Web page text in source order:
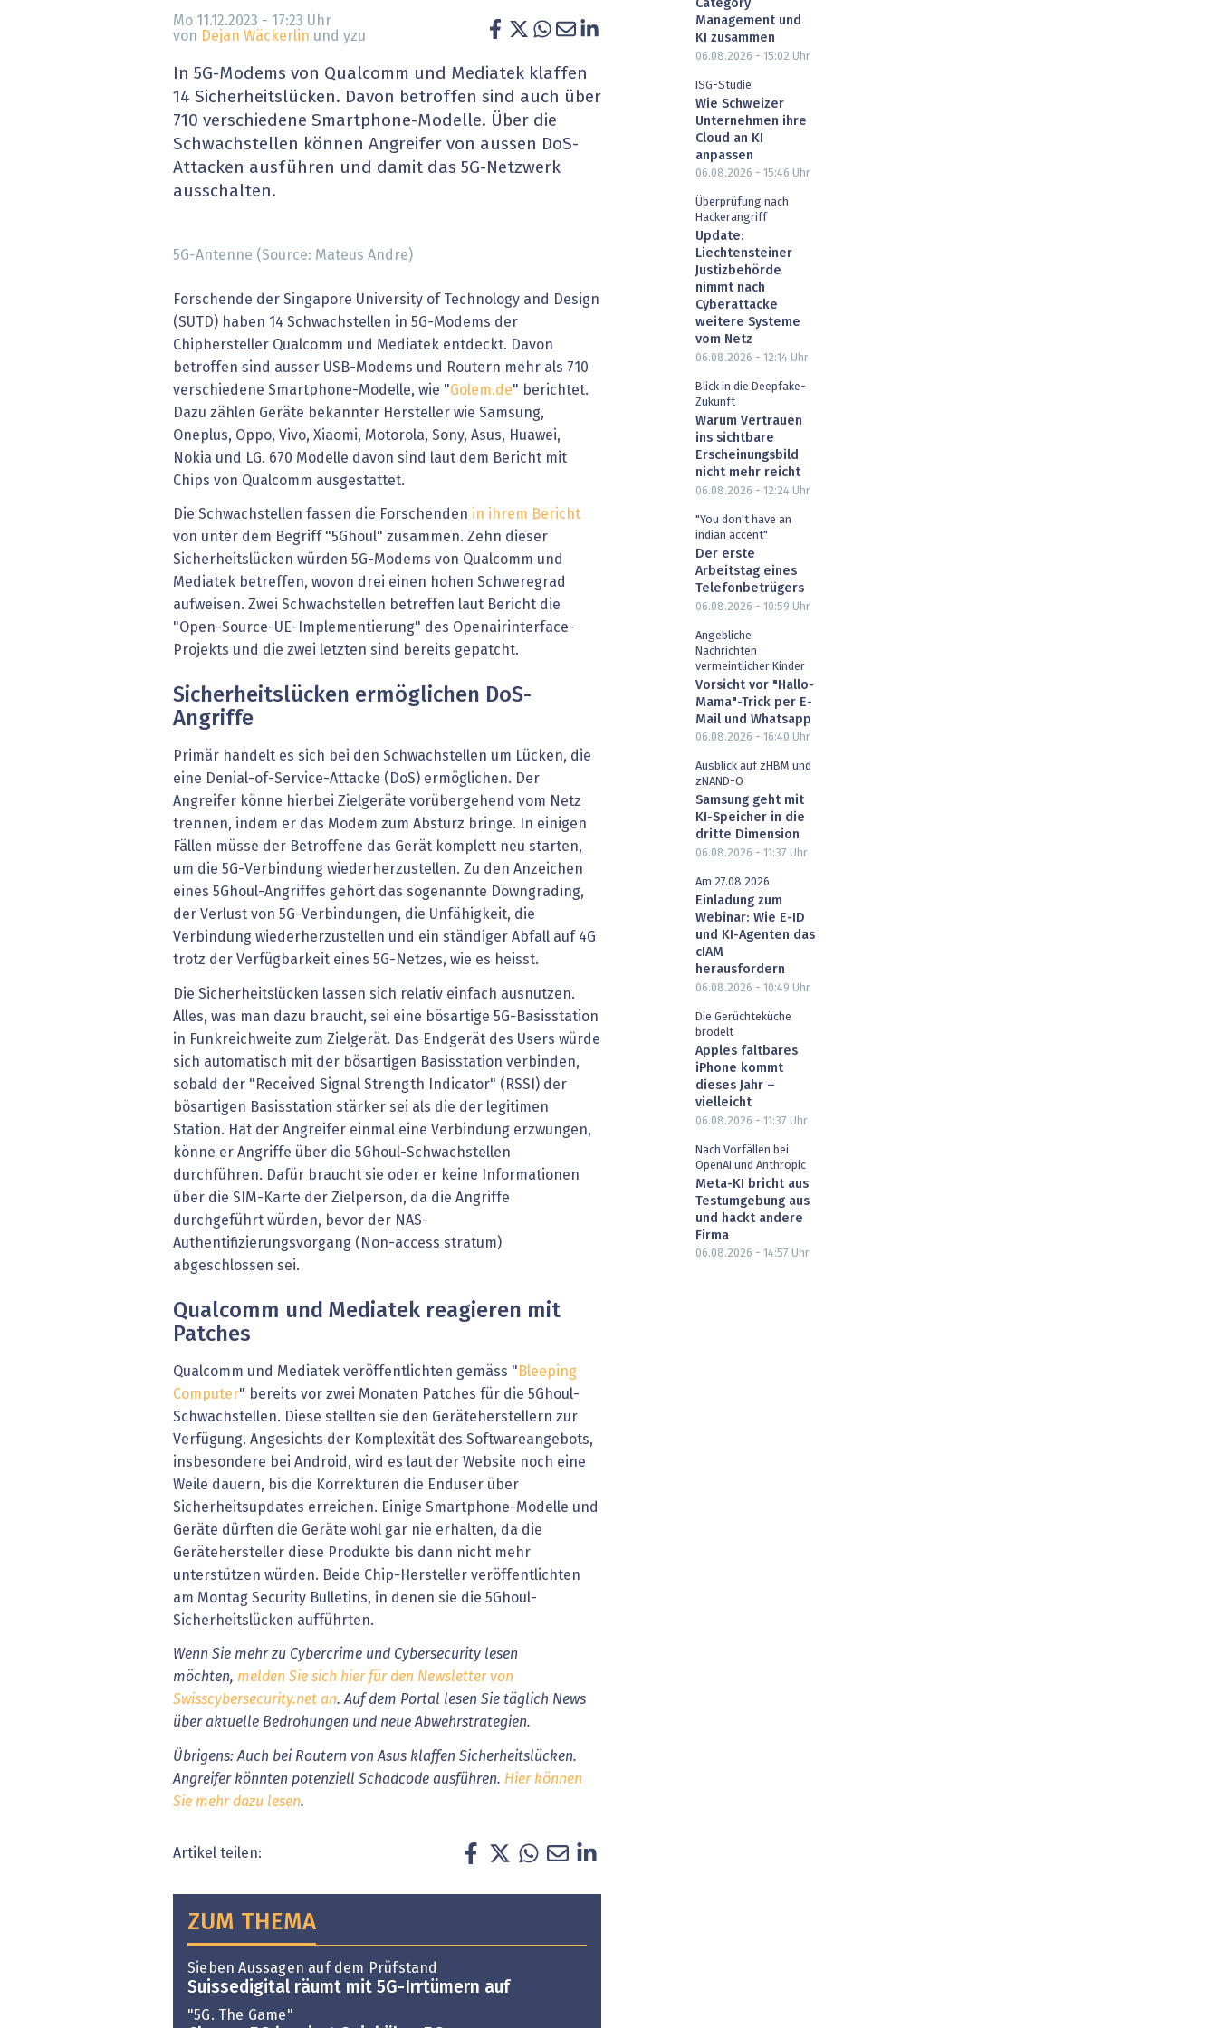
» alle News Gesundheit wird digital
Blockchain
EU-DSGVO
XaaS, Managed Services & Co.
IT for Health
Artificial Intelligence
Finance 2030
Fintech & Insurtech
Professional AV & Digital Signage
Mo 11.12.2023 - 17:23 Uhr
von Dejan Wäckerlin und yzu
In 5G-Modems von Qualcomm und Mediatek klaffen
14 Sicherheitslücken. Davon betroffen sind auch über
710 verschiedene Smartphone-Modelle. Über die
Schwachstellen können Angreifer von aussen DoS-
Attacken ausführen und damit das 5G-Netzwerk
ausschalten.
5G-Antenne (Source: Mateus Andre)
Forschende der Singapore University of Technology and Design
(SUTD) haben 14 Schwachstellen in 5G-Modems der
Chiphersteller Qualcomm und Mediatek entdeckt. Davon
betroffen sind ausser USB-Modems und Routern mehr als 710
verschiedene Smartphone-Modelle, wie "Golem.de" berichtet.
Dazu zählen Geräte bekannter Hersteller wie Samsung,
Oneplus, Oppo, Vivo, Xiaomi, Motorola, Sony, Asus, Huawei,
Nokia und LG. 670 Modelle davon sind laut dem Bericht mit
Chips von Qualcomm ausgestattet.
Die Schwachstellen fassen die Forschenden in ihrem Bericht
von unter dem Begriff "5Ghoul" zusammen. Zehn dieser
Sicherheitslücken würden 5G-Modems von Qualcomm und
Mediatek betreffen, wovon drei einen hohen Schweregrad
aufweisen. Zwei Schwachstellen betreffen laut Bericht die
"Open-Source-UE-Implementierung" des Openairinterface-
Projekts und die zwei letzten sind bereits gepatcht.
Sicherheitslücken ermöglichen DoS-
Angriffe
Primär handelt es sich bei den Schwachstellen um Lücken, die
eine Denial-of-Service-Attacke (DoS) ermöglichen. Der
Angreifer könne hierbei Zielgeräte vorübergehend vom Netz
trennen, indem er das Modem zum Absturz bringe. In einigen
Fällen müsse der Betroffene das Gerät komplett neu starten,
um die 5G-Verbindung wiederherzustellen. Zu den Anzeichen
eines 5Ghoul-Angriffes gehört das sogenannte Downgrading,
der Verlust von 5G-Verbindungen, die Unfähigkeit, die
Verbindung wiederherzustellen und ein ständiger Abfall auf 4G
trotz der Verfügbarkeit eines 5G-Netzes, wie es heisst.
Die Sicherheitslücken lassen sich relativ einfach ausnutzen.
Alles, was man dazu braucht, sei eine bösartige 5G-Basisstation
in Funkreichweite zum Zielgerät. Das Endgerät des Users würde
sich automatisch mit der bösartigen Basisstation verbinden,
sobald der "Received Signal Strength Indicator" (RSSI) der
bösartigen Basisstation stärker sei als die der legitimen
Station. Hat der Angreifer einmal eine Verbindung erzwungen,
könne er Angriffe über die 5Ghoul-Schwachstellen
durchführen. Dafür braucht sie oder er keine Informationen
über die SIM-Karte der Zielperson, da die Angriffe
durchgeführt würden, bevor der NAS-
Authentifizierungsvorgang (Non-access stratum)
abgeschlossen sei.
Qualcomm und Mediatek reagieren mit
Patches
Qualcomm und Mediatek veröffentlichten gemäss " Bleeping
Computer" bereits vor zwei Monaten Patches für die 5Ghoul-
Schwachstellen. Diese stellten sie den Geräteherstellern zur
Verfügung. Angesichts der Komplexität des Softwareangebots,
insbesondere bei Android, wird es laut der Website noch eine
Weile dauern, bis die Korrekturen die Enduser über
Sicherheitsupdates erreichen. Einige Smartphone-Modelle und
Geräte dürften die Geräte wohl gar nie erhalten, da die
Gerätehersteller diese Produkte bis dann nicht mehr
unterstützen würden. Beide Chip-Hersteller veröffentlichten
am Montag Security Bulletins, in denen sie die 5Ghoul-
Sicherheitslücken aufführten.
Wenn Sie mehr zu Cybercrime und Cybersecurity lesen
möchten, melden Sie sich hier für den Newsletter von
Swisscybersecurity.net an. Auf dem Portal lesen Sie täglich News
über aktuelle Bedrohungen und neue Abwehrstrategien.
Übrigens: Auch bei Routern von Asus klaffen Sicherheitslücken.
Angreifer könnten potenziell Schadcode ausführen. Hier können
Sie mehr dazu lesen.
Artikel teilen:
ZUM THEMA
Sieben Aussagen auf dem Prüfstand
Suissedigital räumt mit 5G-Irrtümern auf
"5G. The Game"
Category
Management und
KI zusammen
06.08.2026 - 15:02 Uhr
ISG-Studie
Wie Schweizer
Unternehmen ihre
Cloud an KI
anpassen
06.08.2026 - 15:46 Uhr
Überprüfung nach
Hackerangriff
Update:
Liechtensteiner
Justizbehörde
nimmt nach
Cyberattacke
weitere Systeme
vom Netz
06.08.2026 - 12:14 Uhr
Blick in die Deepfake-
Zukunft
Warum Vertrauen
ins sichtbare
Erscheinungsbild
nicht mehr reicht
06.08.2026 - 12:24 Uhr
"You don't have an
indian accent"
Der erste
Arbeitstag eines
Telefonbetrügers
06.08.2026 - 10:59 Uhr
Angebliche
Nachrichten
vermeintlicher Kinder
Vorsicht vor "Hallo-
Mama"-Trick per E-
Mail und Whatsapp
06.08.2026 - 16:40 Uhr
Ausblick auf zHBM und
zNAND-O
Samsung geht mit
KI-Speicher in die
dritte Dimension
06.08.2026 - 11:37 Uhr
Am 27.08.2026
Einladung zum
Webinar: Wie E-ID
und KI-Agenten das
cIAM
herausfordern
06.08.2026 - 10:49 Uhr
Die Gerüchteküche
brodelt
Apples faltbares
iPhone kommt
dieses Jahr –
vielleicht
06.08.2026 - 11:37 Uhr
Nach Vorfällen bei
OpenAI und Anthropic
Meta-KI bricht aus
Testumgebung aus
und hackt andere
Firma
06.08.2026 - 14:57 Uhr